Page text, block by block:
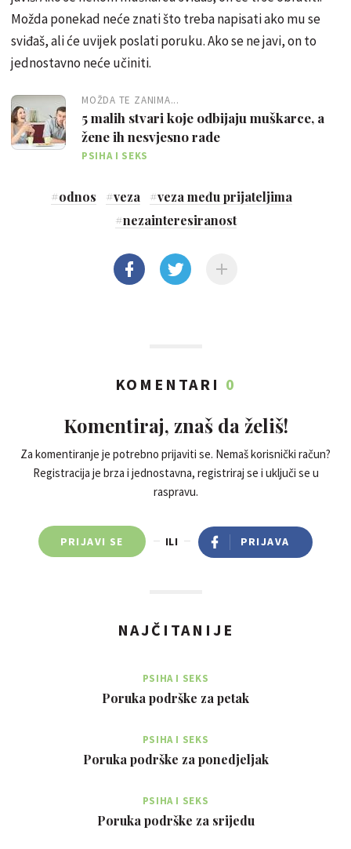
Možda ponekad neće znati što treba napisati ako mu se
sviđaš, ali će uvijek poslati poruku. Ako se ne javi, on to
jednostavno neće učiniti.
MOŽDA TE ZANIMA...
5 malih stvari koje odbijaju muškarce, a
žene ih nesvjesno rade
PSIHA I SEKS
#odnos #veza #veza među prijateljima
#nezainteresiranost
KOMENTARI 0
Komentiraj, znaš da želiš!
Za komentiranje je potrebno prijaviti se. Nemaš korisnički račun?
Registracija je brza i jednostavna, registriraj se i uključi se u
raspravu.
PRIJAVI SE ILI PRIJAVA
NAJČITANIJE
PSIHA I SEKS
Poruka podrške za petak
PSIHA I SEKS
Poruka podrške za ponedjeljak
PSIHA I SEKS
Poruka podrške za srijedu